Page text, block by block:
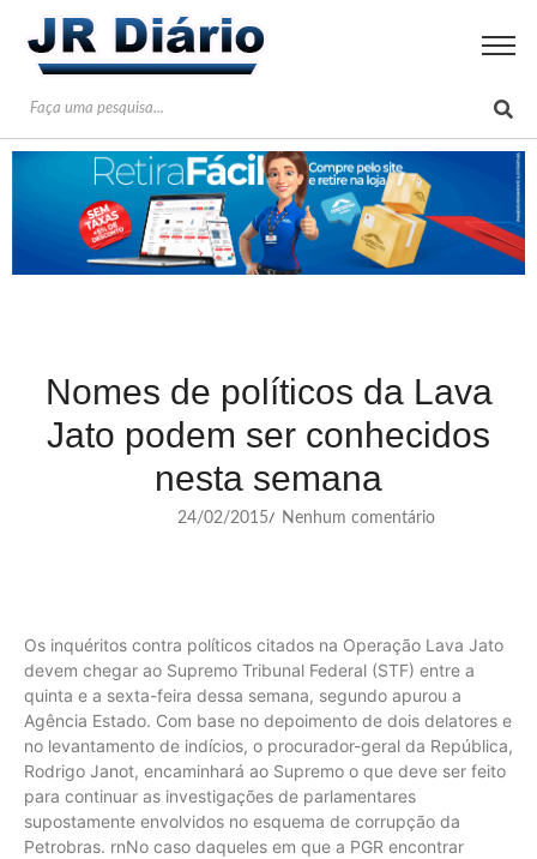
Nomes de políticos da Lava
Jato podem ser conhecidos
nesta semana
24/02/2015/ Nenhum comentário
Os inquéritos contra políticos citados na Operação Lava Jato
devem chegar ao Supremo Tribunal Federal (STF) entre a
quinta e a sexta-feira dessa semana, segundo apurou a
Agência Estado. Com base no depoimento de dois delatores e
no levantamento de indícios, o procurador-geral da República,
Rodrigo Janot, encaminhará ao Supremo o que deve ser feito
para continuar as investigações de parlamentares
supostamente envolvidos no esquema de corrupção da
Petrobras. rnNo caso daqueles em que a PGR encontrar